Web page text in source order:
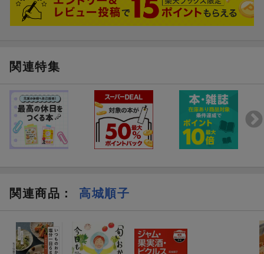
関連特集
関連商品 ： 高城順子